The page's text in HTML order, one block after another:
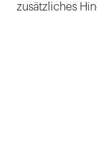
zusätzliches